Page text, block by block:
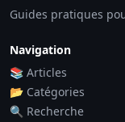
Guides pratiques
Navigation
📚 Articles
📂 Catégories
🔍 Recherche